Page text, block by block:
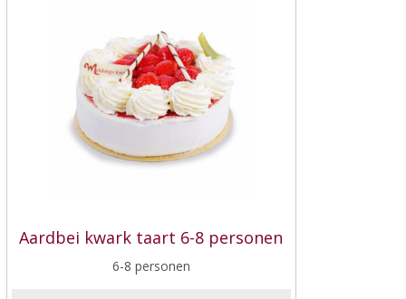
Aardbei kwark taart 6-8 personen
6-8 personen